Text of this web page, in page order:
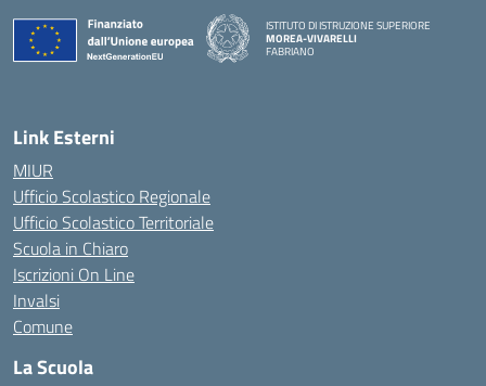
ISTITUTO DI ISTRUZIONE SUPERIORE
MOREA-VIVARELLI
FABRIANO
Link Esterni
MIUR
Ufficio Scolastico Regionale
Ufficio Scolastico Territoriale
Scuola in Chiaro
Iscrizioni On Line
Invalsi
Comune
La Scuola